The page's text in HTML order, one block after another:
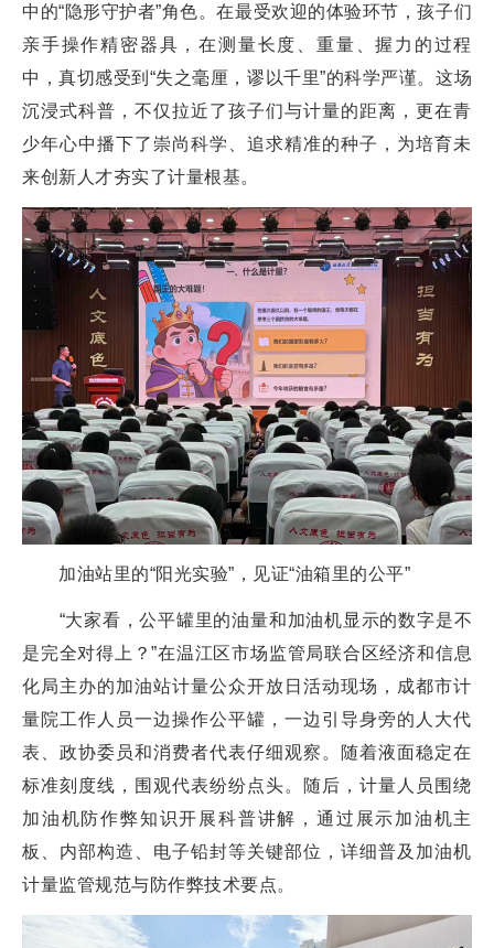
中的“隐形守护者”角色。在最受欢迎的体验环节，孩子们
亲手操作精密器具，在测量长度、重量、握力的过程
中，真切感受到“失之毫厘，谬以千里”的科学严谨。这场
沉浸式科普，不仅拉近了孩子们与计量的距离，更在青
少年心中播下了崇尚科学、追求精准的种子，为培育未
来创新人才夯实了计量根基。
加油站里的“阳光实验”，见证“油箱里的公平”
“大家看，公平罐里的油量和加油机显示的数字是不
是完全对得上？”在温江区市场监管局联合区经济和信息
化局主办的加油站计量公众开放日活动现场，成都市计
量院工作人员一边操作公平罐，一边引导身旁的人大代
表、政协委员和消费者代表仔细观察。随着液面稳定在
标准刻度线，围观代表纷纷点头。随后，计量人员围绕
加油机防作弊知识开展科普讲解，通过展示加油机主
板、内部构造、电子铅封等关键部位，详细普及加油机
计量监管规范与防作弊技术要点。